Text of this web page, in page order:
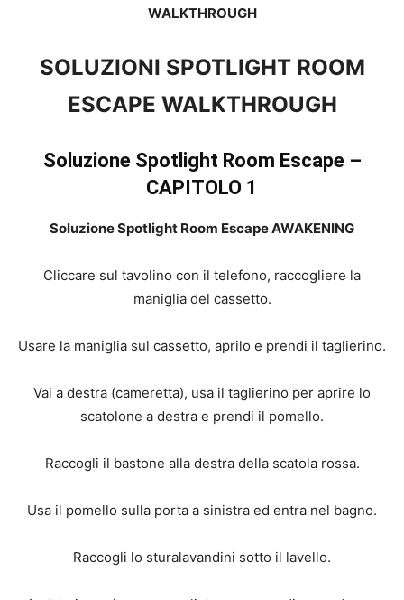
WALKTHROUGH
SOLUZIONI SPOTLIGHT ROOM
ESCAPE WALKTHROUGH
Soluzione Spotlight Room Escape –
CAPITOLO 1
Soluzione Spotlight Room Escape AWAKENING
Cliccare sul tavolino con il telefono, raccogliere la
maniglia del cassetto.
Usare la maniglia sul cassetto, aprilo e prendi il taglierino.
Vai a destra (cameretta), usa il taglierino per aprire lo
scatolone a destra e prendi il pomello.
Raccogli il bastone alla destra della scatola rossa.
Usa il pomello sulla porta a sinistra ed entra nel bagno.
Raccogli lo sturalavandini sotto il lavello.